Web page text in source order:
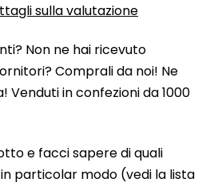
Non ne hai ricevuto
Comprali da noi! Ne
in confezioni da 1000
e facci sapere di quali
particolar modo (vedi la lista
sulla valutazione